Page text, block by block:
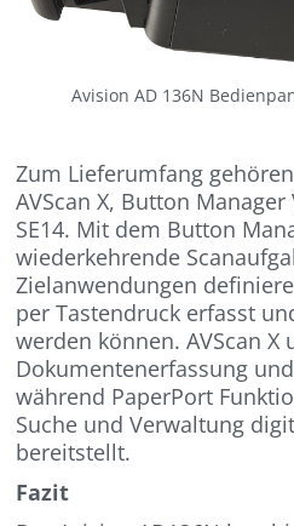
Avision AD 136N
Zum Lieferumfang
AVScan X, Button
SE14. Mit dem Button
wiederkehrende
Zielanwendungen
per Tastendruck erfasst
werden können. AVScan X
Dokumentenerfassung
während PaperPort
Suche und Verwaltung
bereitstellt.
Fazit